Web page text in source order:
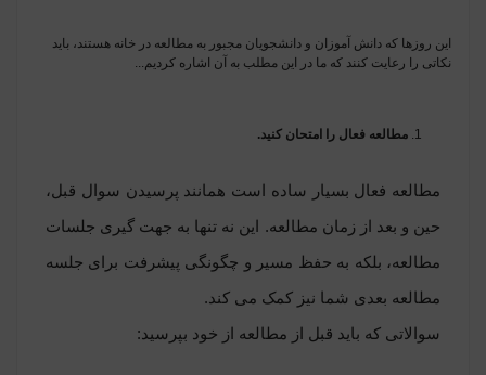
این روزها که دانش آموزان و دانشجویان مجبور به مطالعه در خانه هستند، باید
نکاتی را رعایت کنند که ما در این مطلب به آن اشاره کردیم...
مطالعه فعال را امتحان کنید.
مطالعه فعال بسیار ساده است همانند پرسیدن سوال قبل،
حین و بعد از زمان مطالعه. این نه تنها به جهت گیری جلسات
مطالعه، بلکه به حفظ مسیر و چگونگی پیشرفت برای جلسه
مطالعه بعدی شما نیز کمک می کند.
سوالاتی که باید قبل از مطالعه از خود بپرسید: